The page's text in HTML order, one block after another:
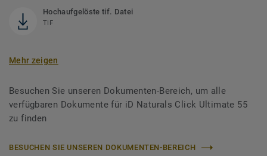
Hochaufgelöste tif. Datei
TIF
Mehr zeigen
Besuchen Sie unseren Dokumenten-Bereich, um alle
verfügbaren Dokumente für iD Naturals Click Ultimate 55
zu finden
BESUCHEN SIE UNSEREN DOKUMENTEN-BEREICH